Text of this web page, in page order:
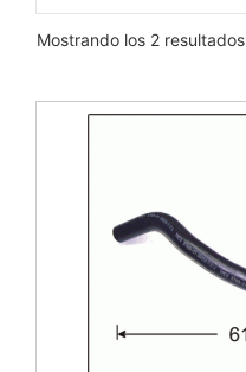
Mostrando los 2 resultados